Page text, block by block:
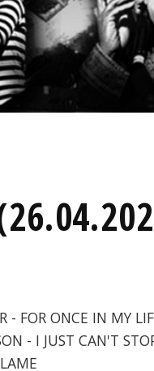
- FOR ONCE IN MY
- I JUST CAN'T